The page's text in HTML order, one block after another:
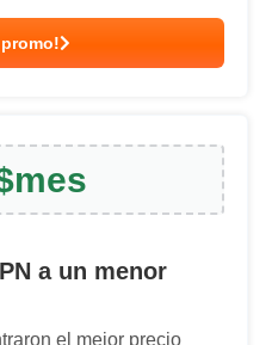
promo!
mes
a un menor
el mejor precio